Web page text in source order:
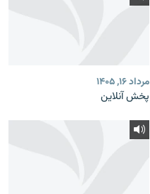
مرداد ۱۶, ۱۴۰۵
پخش آنلاین